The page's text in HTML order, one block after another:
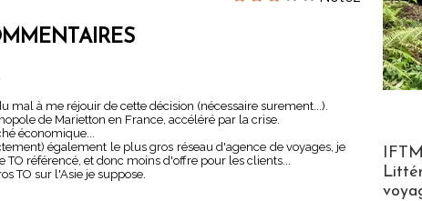
mal à me réjouir de cette décision (nécessaire surement...).
de Marietton en France, accéléré par la crise.
économique...
également le plus gros réseau d'agence de voyages, je
référencé, et donc moins d'offre pour les clients...
TO sur l'Asie je suppose.